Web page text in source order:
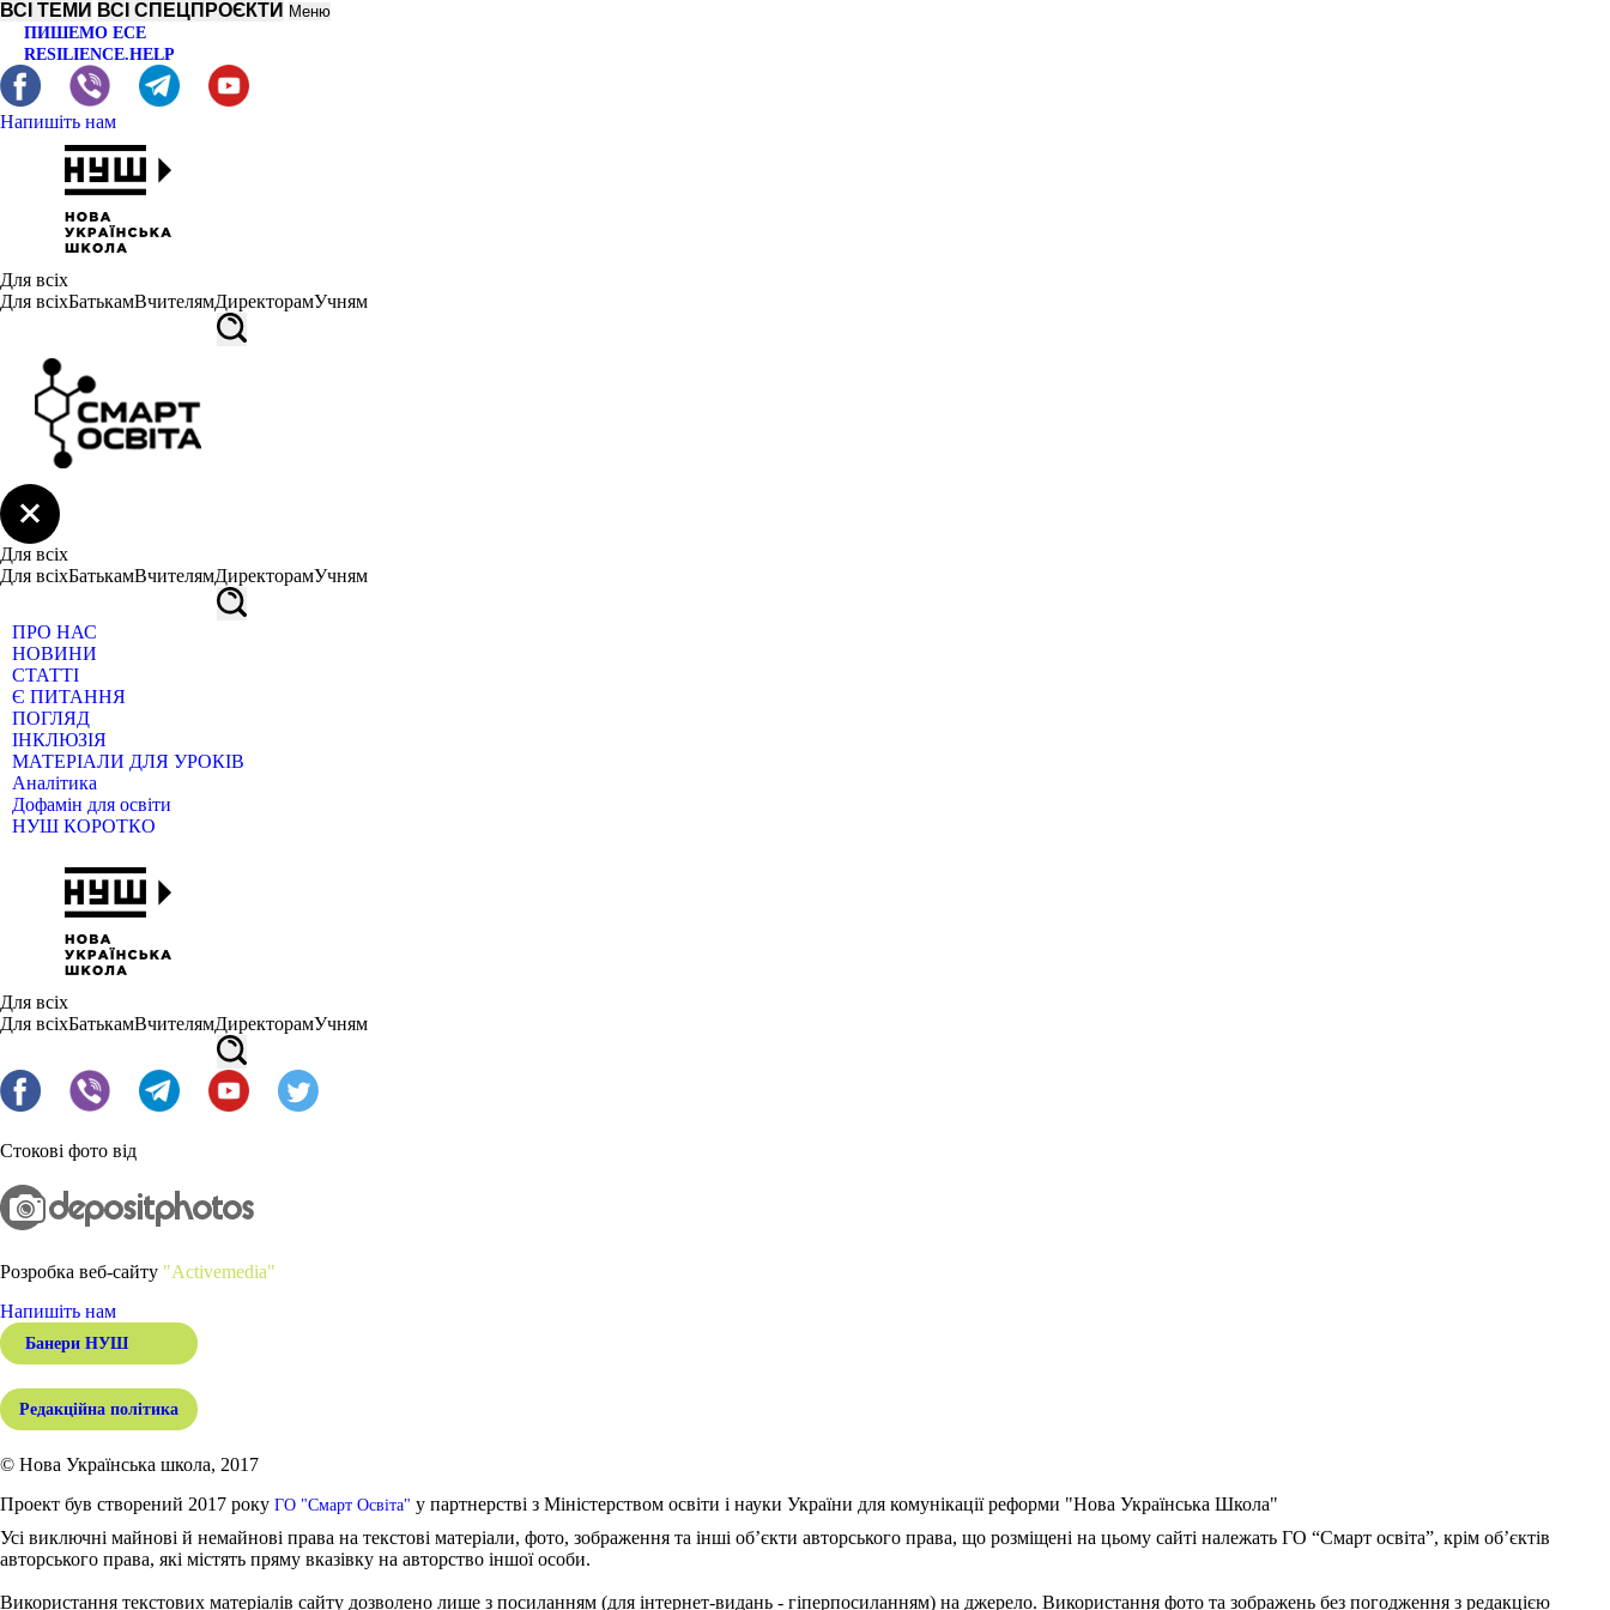
ВСІ ТЕМИ ВСІ СПЕЦПРОЄКТИ Меню
ПИШЕМО ЕСЕ
RESILIENCE.HELP
Напишіть нам
Для всіх
Для всіхБатькамВчителямДиректорамУчням
Для всіх
Для всіхБатькамВчителямДиректорамУчням
ПРО НАС
НОВИНИ
СТАТТІ
Є ПИТАННЯ
ПОГЛЯД
ІНКЛЮЗІЯ
МАТЕРІАЛИ ДЛЯ УРОКІВ
Аналітика
Дофамін для освіти
НУШ КОРОТКО
Для всіх
Для всіхБатькамВчителямДиректорамУчням
Стокові фото від
Розробка веб-сайту "Activemedia"
Напишіть нам
Банери НУШ
Редакційна політика
© Нова Українська школа, 2017
Проект був створений 2017 року ГО "Смарт Освіта" у партнерстві з Міністерством освіти і науки України для комунікації реформи "Нова Українська Школа"
Усі виключні майнові й немайнові права на текстові матеріали, фото, зображення та інші об’єкти авторського права, що розміщені на цьому сайті належать ГО “Смарт освіта”, крім об’єктів
авторського права, які містять пряму вказівку на авторство іншої особи.
Використання текстових матеріалів сайту дозволено лише з посиланням (для інтернет-видань - гіперпосиланням) на джерело. Використання фото та зображень без погодження з редакцією